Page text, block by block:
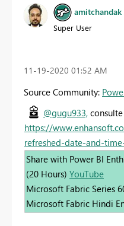
amitchandak
Super User
‎11-19-2020 01:52 AM
Source Community:
@gugu933,
https://
refreshed-date-and-
Share with Power BI
(20 Hours) YouTube
Microsoft Fabric Series
Microsoft Fabric Hindi